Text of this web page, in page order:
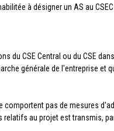
à désigner un AS au
du CSE Central ou du CSE
générale de l'entreprise
comportent pas de mesures
au projet est transmis,